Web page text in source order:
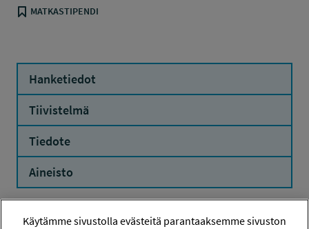
MATKASTIPENDI
Hanketiedot
Tiivistelmä
Tiedote
Aineisto
Käytämme sivustolla evästeitä parantaaksemme sivuston